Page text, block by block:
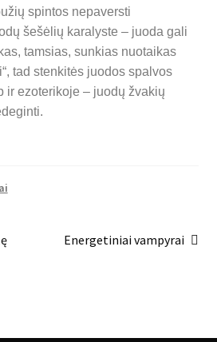
spintos nepaversti
šešėlių karalyste – juoda gali
tamsias, sunkias nuotaikas
tad stenkitės juodos spalvos
ir ezoterikoje – juodų žvakių
Energetiniai vampyrai